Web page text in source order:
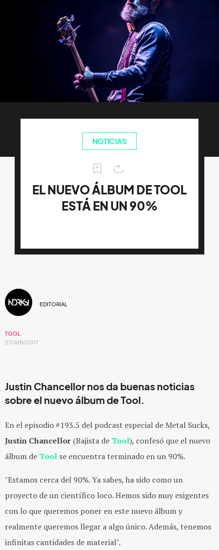
NOTICIAS
EL NUEVO ÁLBUM DE TOOL
ESTÁ EN UN 90%
EDITORIAL
TOOL
27/JUN/2017
Justin Chancellor nos da buenas noticias
sobre el nuevo álbum de Tool.
En el episodio #193.5 del podcast especial de Metal Sucks,
Justin Chancellor (Bajista de Tool), confesó que el nuevo
álbum de Tool se encuentra terminado en un 90%.
"Estamos cerca del 90%. Ya sabes, ha sido como un
proyecto de un científico loco. Hemos sido muy exigentes
con lo que queremos poner en este nuevo álbum y
realmente queremos llegar a algo único. Además, tenemos
infinitas cantidades de material".